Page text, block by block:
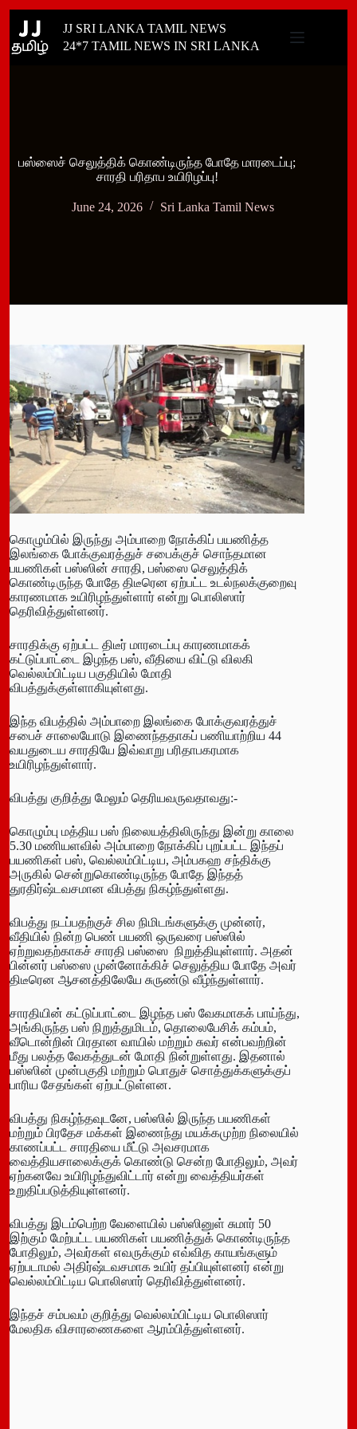
content
JJ SRI LANKA TAMIL NEWS
24*7 TAMIL NEWS IN SRI LANKA
பஸ்ஸைச் செலுத்திக் கொண்டிருந்த போதே மாரடைப்பு;
சாரதி பரிதாப உயிரிழப்பு!
June 24, 2026 Sri Lanka Tamil News
கொழும்பில் இருந்து அம்பாறை நோக்கிப் பயணித்த
இலங்கை போக்குவரத்துச் சபைக்குச் சொந்தமான
பயணிகள் பஸ்ஸின் சாரதி, பஸ்ஸை செலுத்திக்
கொண்டிருந்த போதே திடீரென ஏற்பட்ட உடல்நலக்குறைவு
காரணமாக உயிரிழந்துள்ளார் என்று பொலிஸார்
தெரிவித்துள்ளனர்.
சாரதிக்கு ஏற்பட்ட திடீர் மாரடைப்பு காரணமாகக்
கட்டுப்பாட்டை இழந்த பஸ், வீதியை விட்டு விலகி
வெல்லம்பிட்டிய பகுதியில் மோதி
விபத்துக்குள்ளாகியுள்ளது.
இந்த விபத்தில் அம்பாறை இலங்கை போக்குவரத்துச்
சபைச் சாலையோடு இணைந்ததாகப் பணியாற்றிய 44
வயதுடைய சாரதியே இவ்வாறு பரிதாபகரமாக
உயிரிழந்துள்ளார்.
விபத்து குறித்து மேலும் தெரியவருவதாவது:-
கொழும்பு மத்திய பஸ் நிலையத்திலிருந்து இன்று காலை
5.30 மணியளவில் அம்பாறை நோக்கிப் புறப்பட்ட இந்தப்
பயணிகள் பஸ், வெல்லம்பிட்டிய, அம்பகஹ சந்திக்கு
அருகில் சென்றுகொண்டிருந்த போதே இந்தத்
துரதிர்ஷ்டவசமான விபத்து நிகழ்ந்துள்ளது.
விபத்து நடப்பதற்குச் சில நிமிடங்களுக்கு முன்னர்,
வீதியில் நின்ற பெண் பயணி ஒருவரை பஸ்ஸில்
ஏற்றுவதற்காகச் சாரதி பஸ்ஸை நிறுத்தியுள்ளார். அதன்
பின்னர் பஸ்ஸை முன்னோக்கிச் செலுத்திய போதே அவர்
திடீரென ஆசனத்திலேயே சுருண்டு வீழ்ந்துள்ளார்.
சாரதியின் கட்டுப்பாட்டை இழந்த பஸ் வேகமாகக் பாய்ந்து,
அங்கிருந்த பஸ் நிறுத்துமிடம், தொலைபேசிக் கம்பம்,
வீடொன்றின் பிரதான வாயில் மற்றும் சுவர் என்பவற்றின்
மீது பலத்த வேகத்துடன் மோதி நின்றுள்ளது. இதனால்
பஸ்ஸின் முன்பகுதி மற்றும் பொதுச் சொத்துக்களுக்குப்
பாரிய சேதங்கள் ஏற்பட்டுள்ளன.
விபத்து நிகழ்ந்தவுடனே, பஸ்ஸில் இருந்த பயணிகள்
மற்றும் பிரதேச மக்கள் இணைந்து மயக்கமுற்ற நிலையில்
காணப்பட்ட சாரதியை மீட்டு அவசரமாக
வைத்தியசாலைக்குக் கொண்டு சென்ற போதிலும், அவர்
ஏற்கனவே உயிரிழந்துவிட்டார் என்று வைத்தியர்கள்
உறுதிப்படுத்தியுள்ளனர்.
விபத்து இடம்பெற்ற வேளையில் பஸ்ஸினுள் சுமார் 50
இற்கும் மேற்பட்ட பயணிகள் பயணித்துக் கொண்டிருந்த
போதிலும், அவர்கள் எவருக்கும் எவ்வித காயங்களும்
ஏற்படாமல் அதிர்ஷ்டவசமாக உயிர் தப்பியுள்ளனர் என்று
வெல்லம்பிட்டிய பொலிஸார் தெரிவித்துள்ளனர்.
இந்தச் சம்பவம் குறித்து வெல்லம்பிட்டிய பொலிஸார்
மேலதிக விசாரணைகளை ஆரம்பித்துள்ளனர்.